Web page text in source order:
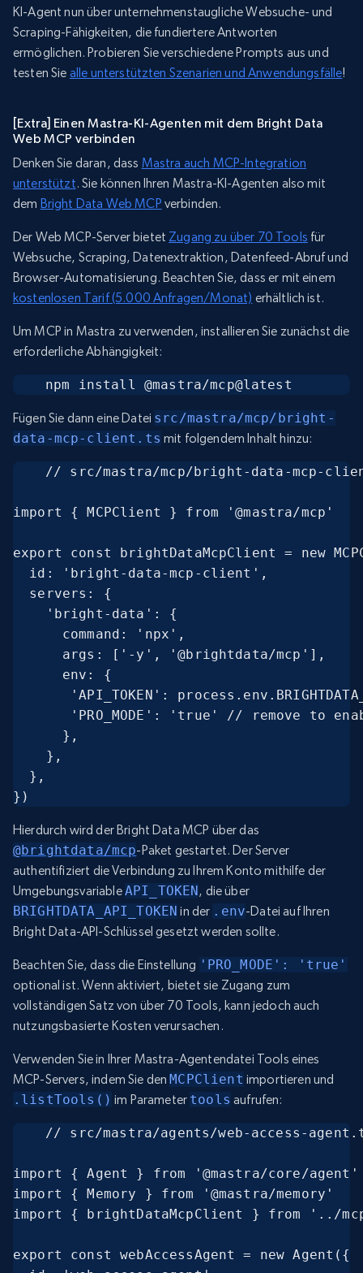
KI-Agent nun über unternehmenstaugliche Websuche- und
Scraping-Fähigkeiten, die fundiertere Antworten
ermöglichen. Probieren Sie verschiedene Prompts aus und
testen Sie alle unterstützten Szenarien und Anwendungsfälle!
[Extra] Einen Mastra-KI-Agenten mit dem Bright Data
Web MCP verbinden
Denken Sie daran, dass Mastra auch MCP-Integration
unterstützt. Sie können Ihren Mastra-KI-Agenten also mit
dem Bright Data Web MCP verbinden.
Der Web MCP-Server bietet Zugang zu über 70 Tools für
Websuche, Scraping, Datenextraktion, Datenfeed-Abruf und
Browser-Automatisierung. Beachten Sie, dass er mit einem
kostenlosen Tarif (5.000 Anfragen/Monat) erhältlich ist.
Um MCP in Mastra zu verwenden, installieren Sie zunächst die
erforderliche Abhängigkeit:
npm install @mastra/mcp@latest
Fügen Sie dann eine Datei src/mastra/mcp/bright-
data-mcp-client.ts mit folgendem Inhalt hinzu:
// src/mastra/mcp/bright-data-mcp-
import { MCPClient } from '@mastra/mcp'
export const brightDataMcpClient = new
  id: 'bright-data-mcp-client',
  servers: {
    'bright-data': {
      command: 'npx',
      args: ['-y', '@brightdata/mcp'],
      env: {
'API_TOKEN':
'PRO_MODE': 'true' // remove to
      },
    },
  },
})
Hierdurch wird der Bright Data MCP über das
@brightdata/mcp-Paket gestartet. Der Server
authentifiziert die Verbindung zu Ihrem Konto mithilfe der
UmgebungsvariableAPI_TOKEN, die über
BRIGHTDATA_API_TOKEN in der .env-Datei auf Ihren
Bright Data-API-Schlüssel gesetzt werden sollte.
Beachten Sie, dass die Einstellung 'PRO_MODE': 'true'
optional ist. Wenn aktiviert, bietet sie Zugang zum
vollständigen Satz von über 70 Tools, kann jedoch auch
nutzungsbasierte Kosten verursachen.
Verwenden Sie in Ihrer Mastra-Agentendatei Tools eines
MCP-Servers, indem Sie denMCPClient importieren und
.listTools() im Parameter tools aufrufen:
// src/mastra/agents/web-access-
import { Agent } from '@mastra/core/agent'
import { Memory } from '@mastra/memory'
import { brightDataMcpClient } from '../
export const webAccessAgent = new Agent({